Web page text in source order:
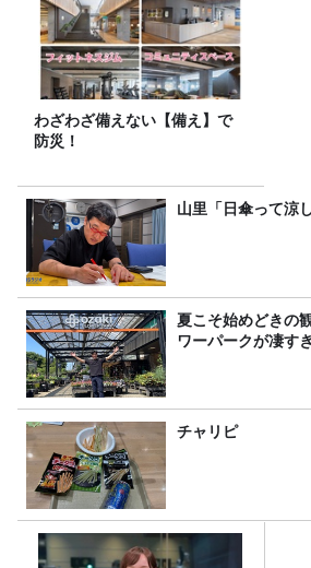
わざわざ備えない【備え】で
防災！
山里「日傘って涼
夏こそ始めどきの
ワーパークが凄す
チャリピ